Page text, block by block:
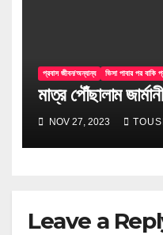
প্রবাস জীবন/অন্যান্য ভিসা পাবার পর বাকি
মাত্র পৌঁছালাম
NOV 27, 2023
Leave a